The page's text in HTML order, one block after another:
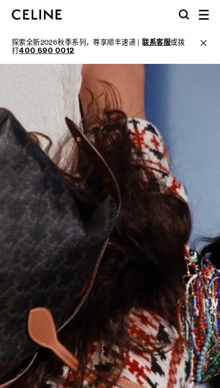
探索全新2026秋季系列，尊享顺丰速递 |联系客服或拨
打400 690 0012